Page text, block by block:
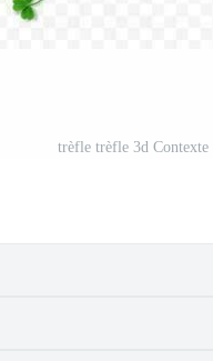
trèfle trèfle 3d Contexte